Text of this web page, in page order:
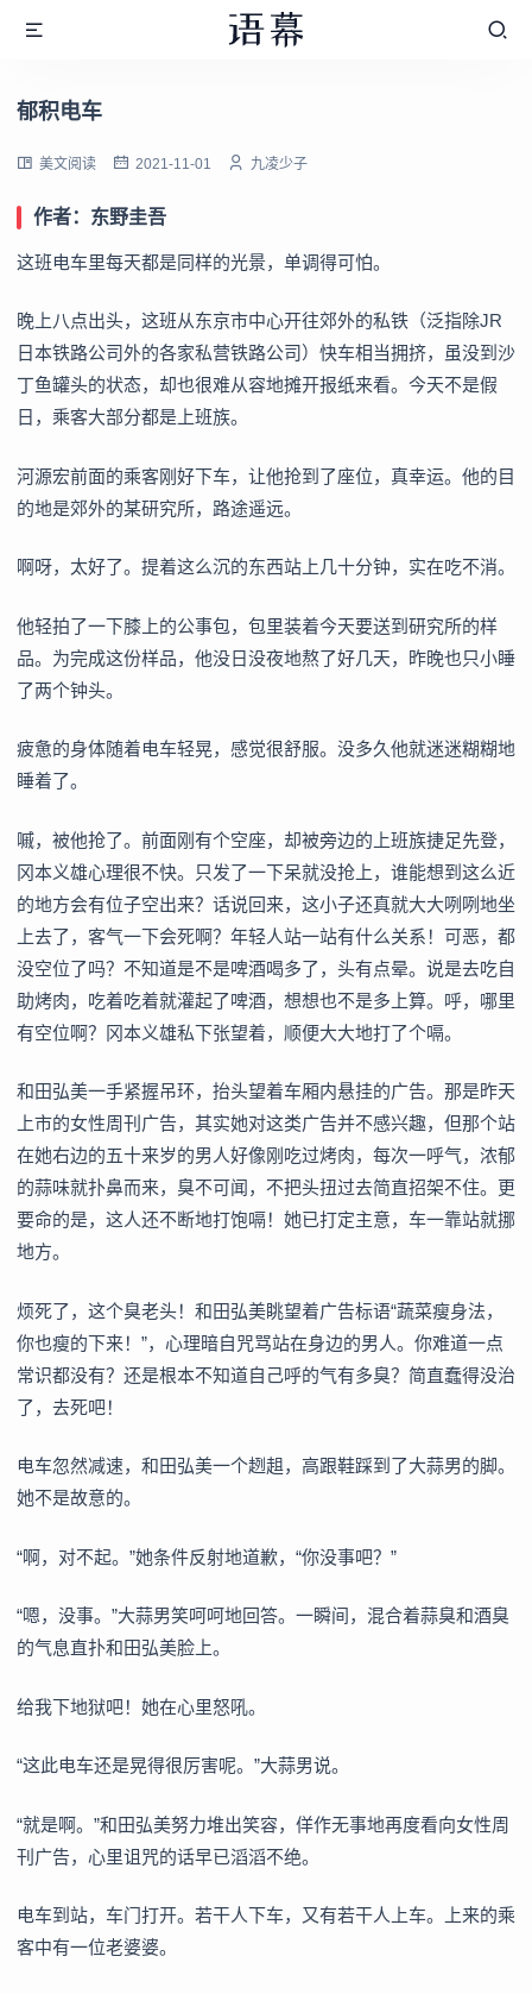
郁积电车
美文阅读 2021-11-01 九凌少子
作者：东野圭吾
这班电车里每天都是同样的光景，单调得可怕。
晚上八点出头，这班从东京市中心开往郊外的私铁（泛指除JR
日本铁路公司外的各家私营铁路公司）快车相当拥挤，虽没到沙
丁鱼罐头的状态，却也很难从容地摊开报纸来看。今天不是假
日，乘客大部分都是上班族。
河源宏前面的乘客刚好下车，让他抢到了座位，真幸运。他的目
的地是郊外的某研究所，路途遥远。
啊呀，太好了。提着这么沉的东西站上几十分钟，实在吃不消。
他轻拍了一下膝上的公事包，包里装着今天要送到研究所的样
品。为完成这份样品，他没日没夜地熬了好几天，昨晚也只小睡
了两个钟头。
疲惫的身体随着电车轻晃，感觉很舒服。没多久他就迷迷糊糊地
睡着了。
嘁，被他抢了。前面刚有个空座，却被旁边的上班族捷足先登，
冈本义雄心理很不快。只发了一下呆就没抢上，谁能想到这么近
的地方会有位子空出来？话说回来，这小子还真就大大咧咧地坐
上去了，客气一下会死啊？年轻人站一站有什么关系！可恶，都
没空位了吗？不知道是不是啤酒喝多了，头有点晕。说是去吃自
助烤肉，吃着吃着就灌起了啤酒，想想也不是多上算。呼，哪里
有空位啊？冈本义雄私下张望着，顺便大大地打了个嗝。
和田弘美一手紧握吊环，抬头望着车厢内悬挂的广告。那是昨天
上市的女性周刊广告，其实她对这类广告并不感兴趣，但那个站
在她右边的五十来岁的男人好像刚吃过烤肉，每次一呼气，浓郁
的蒜味就扑鼻而来，臭不可闻，不把头扭过去简直招架不住。更
要命的是，这人还不断地打饱嗝！她已打定主意，车一靠站就挪
地方。
烦死了，这个臭老头！和田弘美眺望着广告标语“蔬菜瘦身法，
你也瘦的下来！”，心理暗自咒骂站在身边的男人。你难道一点
常识都没有？还是根本不知道自己呼的气有多臭？简直蠢得没治
了，去死吧！
电车忽然减速，和田弘美一个趔趄，高跟鞋踩到了大蒜男的脚。
她不是故意的。
“啊，对不起。”她条件反射地道歉，“你没事吧？”
“嗯，没事。”大蒜男笑呵呵地回答。一瞬间，混合着蒜臭和酒臭
的气息直扑和田弘美脸上。
给我下地狱吧！她在心里怒吼。
“这此电车还是晃得很厉害呢。”大蒜男说。
“就是啊。”和田弘美努力堆出笑容，佯作无事地再度看向女性周
刊广告，心里诅咒的话早已滔滔不绝。
电车到站，车门打开。若干人下车，又有若干人上车。上来的乘
客中有一位老婆婆。